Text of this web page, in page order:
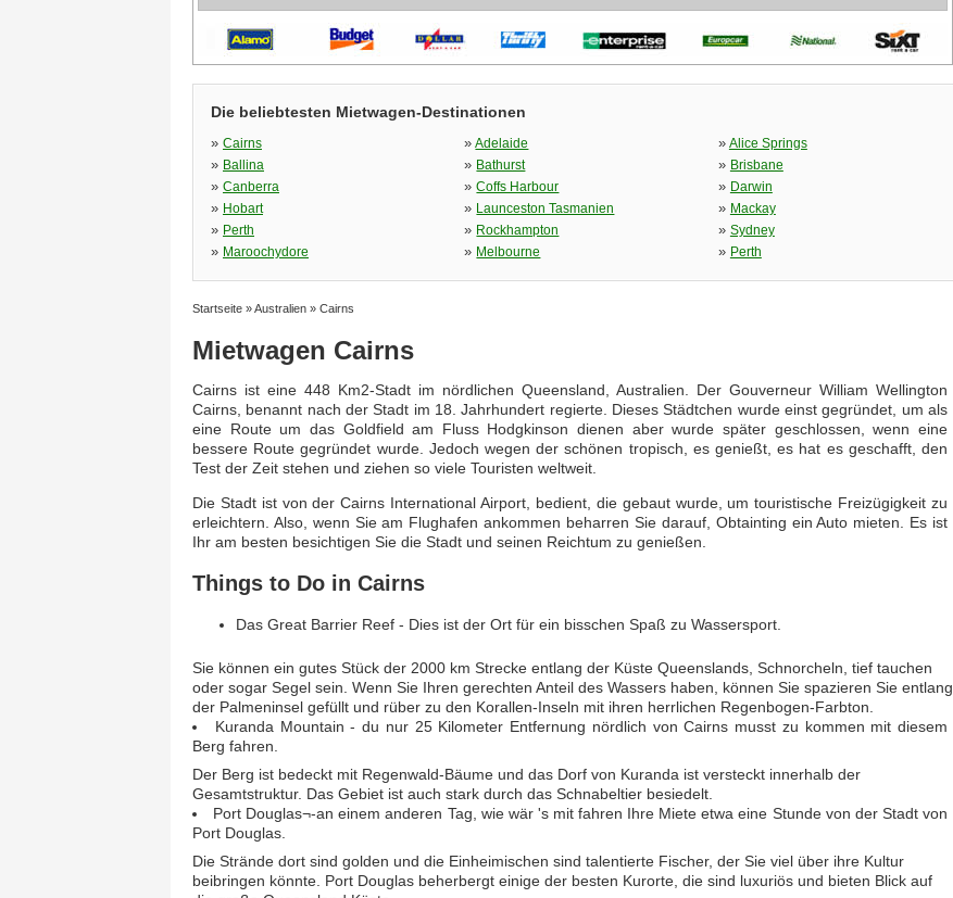
Die beliebtesten Mietwagen-Destinationen
» Cairns »Adelaide » Alice Springs
» Ballina » Bathurst » Brisbane
» Canberra »Coffs Harbour » Darwin
» Hobart » Launceston Tasmanien » Mackay
» Perth » Rockhampton » Sydney
» Maroochydore » Melbourne » Perth
Startseite »Australien » Cairns
Mietwagen Cairns
Cairns ist eine 448 Km2-Stadt im nördlichen Queensland, Australien. Der Gouverneur William Wellington
Cairns, benannt nach der Stadt im 18. Jahrhundert regierte. Dieses Städtchen wurde einst gegründet, um als
eine Route um das Goldfield am Fluss Hodgkinson dienen aber wurde später geschlossen, wenn eine
bessere Route gegründet wurde. Jedoch wegen der schönen tropisch, es genießt, es hat es geschafft, den
Test der Zeit stehen und ziehen so viele Touristen weltweit.
Die Stadt ist von der Cairns International Airport, bedient, die gebaut wurde, um touristische Freizügigkeit zu
erleichtern. Also, wenn Sie am Flughafen ankommen beharren Sie darauf, Obtainting ein Auto mieten. Es ist
Ihr am besten besichtigen Sie die Stadt und seinen Reichtum zu genießen.
Things to Do in Cairns
Das Great Barrier Reef - Dies ist der Ort für ein bisschen Spaß zu Wassersport.
Sie können ein gutes Stück der 2000 km Strecke entlang der Küste Queenslands, Schnorcheln, tief tauchen
oder sogar Segel sein. Wenn Sie Ihren gerechten Anteil des Wassers haben, können Sie spazieren Sie entlang
der Palmeninsel gefüllt und rüber zu den Korallen-Inseln mit ihren herrlichen Regenbogen-Farbton.
Kuranda Mountain - du nur 25 Kilometer Entfernung nördlich von Cairns musst zu kommen mit diesem
Berg fahren.
Der Berg ist bedeckt mit Regenwald-Bäume und das Dorf von Kuranda ist versteckt innerhalb der
Gesamtstruktur. Das Gebiet ist auch stark durch das Schnabeltier besiedelt.
Port Douglas¬-an einem anderen Tag, wie wär 's mit fahren Ihre Miete etwa eine Stunde von der Stadt von
Port Douglas.
Die Strände dort sind golden und die Einheimischen sind talentierte Fischer, der Sie viel über ihre Kultur
beibringen könnte. Port Douglas beherbergt einige der besten Kurorte, die sind luxuriös und bieten Blick auf